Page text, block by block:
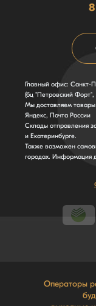
Главный офис: Санкт-
(бц "Петровский Форт",
Мы доставляем товары
Яндекс, Почта России
Склады отправления
и Екатеринбурге.
Также возможен
городах. Информация
Операторы